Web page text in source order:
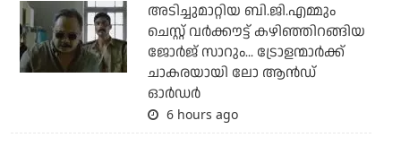
അടിച്ചുമാറ്റിയ ബി.ജി.എമ്മും
ചെസ്റ്റ് വര്‍ക്കൗട്ട് കഴിഞ്ഞിറങ്ങിയ
ജോര്‍ജ് സാറും... ട്രോളന്മാര്‍ക്ക്
ചാകരയായി ലോ ആന്‍ഡ്
ഓര്‍ഡര്‍
6 hours ago